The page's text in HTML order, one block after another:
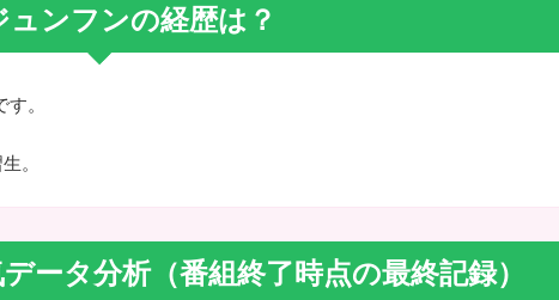
ュンフンの経歴は？
。
。
ータ分析（番組終了時点の最終記録）